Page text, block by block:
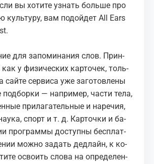
вы хо­ти­те узнать боль­ше про
куль­ту­ру, вам по­дой­дет All Ears
.
для за­по­ми­на­ния слов. Прин­
у фи­зи­че­ских кар­то­чек, толь­
сай­те сер­ви­са уже за­го­тов­ле­ны
под­бор­ки — на­при­мер, ча­сти тела,
при­ла­га­тель­ные и на­ре­чия,
спорт и т. д. Кар­точ­ки и ба­
про­грам­мы до­ступ­ны бес­плат­
мож­но за­дать дед­лайн, к ко­
осво­ить сло­ва на опре­де­лен­